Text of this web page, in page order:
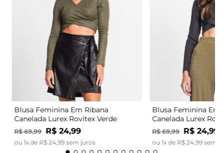
Blusa Feminina Em Ribana
Canelada Lurex Rovitex Verde
R$ 69,99 R$ 24,99
ou 1x de R$ 24,99sem juros
Blusa Feminina Em
Canelada Lurex
R$ 69,99 R$ 24,99
ou 1x de R$ 24,99sem